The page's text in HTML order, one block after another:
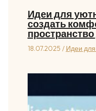
Идеи для
создать
18.07.2025 / Идеи